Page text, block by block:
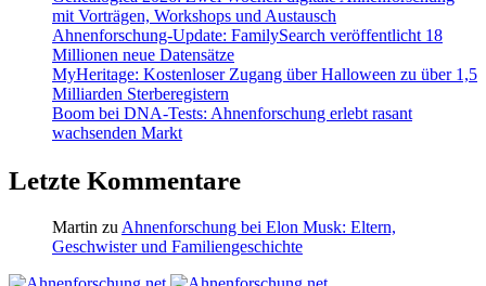
mit Vorträgen, Workshops und Austausch
Ahnenforschung-Update: FamilySearch veröffentlicht 18
Millionen neue Datensätze
MyHeritage: Kostenloser Zugang über Halloween zu über 1,5
Milliarden Sterberegistern
Boom bei DNA-Tests: Ahnenforschung erlebt rasant
wachsenden Markt
Letzte Kommentare
Martin zu Ahnenforschung bei Elon Musk: Eltern,
Geschwister und Familiengeschichte